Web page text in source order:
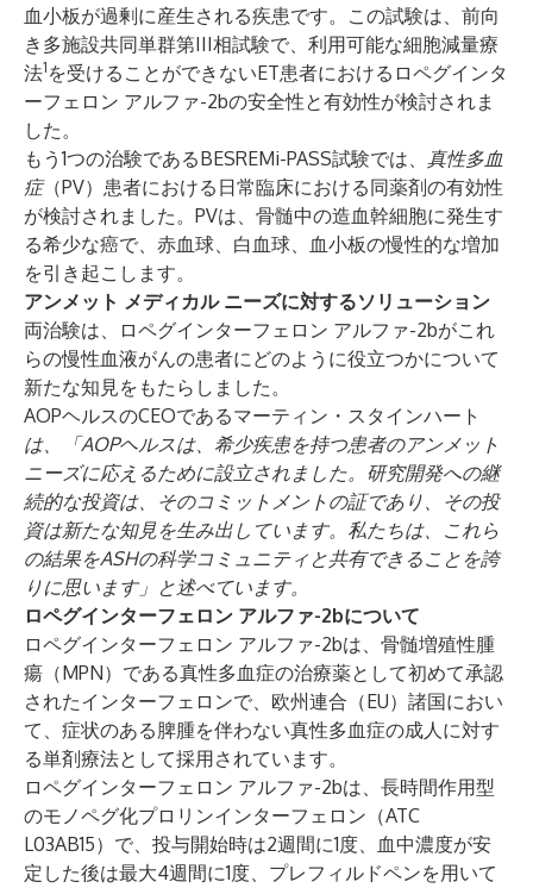
血小板が過剰に産生される疾患です。この試験は、前向
き多施設共同単群第III相試験で、利用可能な細胞減量療
法1 を受けることができないET患者におけるロペグインタ
ーフェロン アルファ-2bの安全性と有効性が検討されま
した。
もう1つの治験であるBESREMi-PASS試験では、 真性多血
症（PV）患者における日常臨床における同薬剤の有効性
が検討されました。PVは、骨髄中の造血幹細胞に発生す
る希少な癌で、赤血球、白血球、血小板の慢性的な増加
を引き起こします。
アンメット メディカル ニーズに対するソリューション
両治験は、ロペグインターフェロン アルファ-2bがこれ
らの慢性血液がんの患者にどのように役立つかについて
新たな知見をもたらしました。
AOPヘルスのCEOであるマーティン・スタインハート
は、「AOPヘルスは、希少疾患を持つ患者のアンメット
ニーズに応えるために設立されました。研究開発への継
続的な投資は、そのコミットメントの証であり、その投
資は新たな知見を生み出しています。私たちは、これら
の結果をASHの科学コミュニティと共有できることを誇
りに思います」と述べています。
ロペグインターフェロン アルファ-2bについて
ロペグインターフェロン アルファ-2bは、骨髄増殖性腫
瘍（MPN）である真性多血症の治療薬として初めて承認
されたインターフェロンで、欧州連合（EU）諸国におい
て、症状のある脾腫を伴わない真性多血症の成人に対す
る単剤療法として採用されています。
ロペグインターフェロン アルファ-2bは、長時間作用型
のモノペグ化プロリンインターフェロン（ATC
L03AB15）で、投与開始時は2週間に1度、血中濃度が安
定した後は最大4週間に1度、プレフィルドペンを用いて